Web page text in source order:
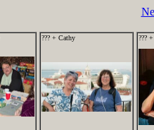
??? + Cathy ???